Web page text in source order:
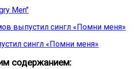
Men"
сингл «Помни меня»
содержанием: